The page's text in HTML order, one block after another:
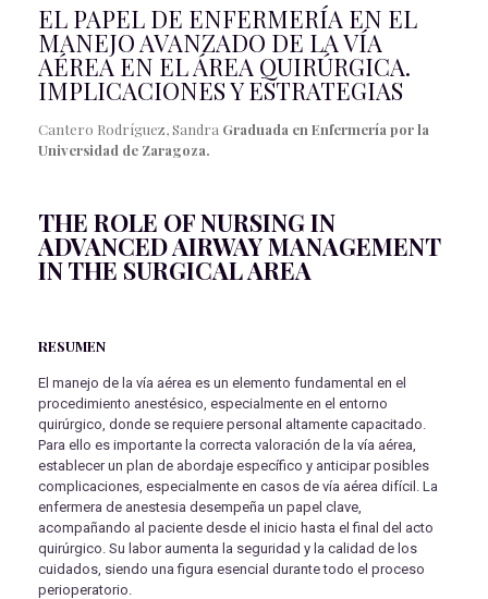
EL PAPEL DE ENFERMERÍA EN EL
MANEJO AVANZADO DE LA VÍA
AÉREA EN EL ÁREA QUIRÚRGICA.
IMPLICACIONES Y ESTRATEGIAS
Cantero Rodríguez, Sandra Graduada en Enfermería por la
Universidad de Zaragoza.
THE ROLE OF NURSING IN
ADVANCED AIRWAY MANAGEMENT
IN THE SURGICAL AREA
RESUMEN
El manejo de la vía aérea es un elemento fundamental en el
procedimiento anestésico, especialmente en el entorno
quirúrgico, donde se requiere personal altamente capacitado.
Para ello es importante la correcta valoración de la vía aérea,
establecer un plan de abordaje específico y anticipar posibles
complicaciones, especialmente en casos de vía aérea difícil. La
enfermera de anestesia desempeña un papel clave,
acompañando al paciente desde el inicio hasta el final del acto
quirúrgico. Su labor aumenta la seguridad y la calidad de los
cuidados, siendo una figura esencial durante todo el proceso
perioperatorio.